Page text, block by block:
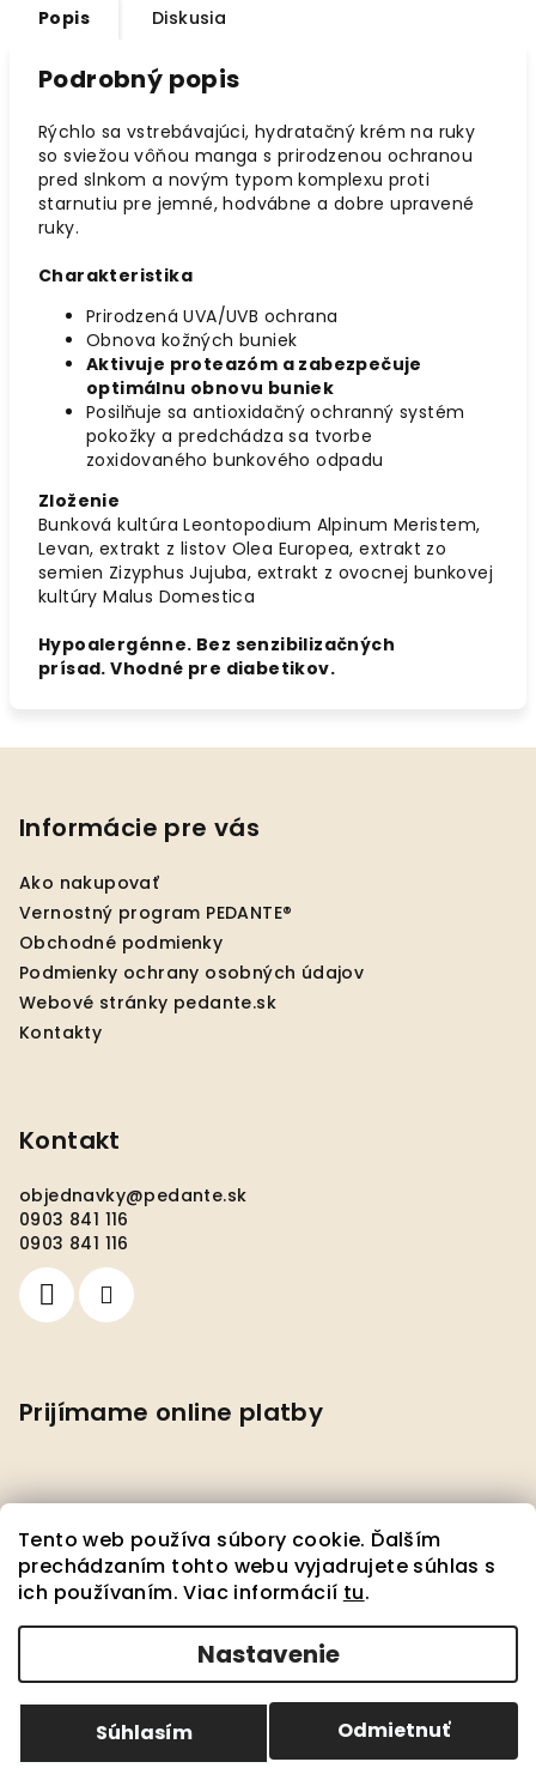
Tento web používa súbory cookie. Ďalším
prechádzaním tohto webu vyjadrujete súhlas s
ich používaním. Viac informácií tu.
Nastavenie
Odmietnuť
Súhlasím
Popis Diskusia
Podrobný popis
Rýchlo sa vstrebávajúci, hydratačný krém na ruky
so sviežou vôňou manga s prirodzenou ochranou
pred slnkom a novým typom komplexu proti
starnutiu pre jemné, hodvábne a dobre upravené
ruky.
Charakteristika
Prirodzená UVA/UVB ochrana
Obnova kožných buniek
Aktivuje proteazóm a zabezpečuje
optimálnu obnovu buniek
Posilňuje sa antioxidačný ochranný systém
pokožky a predchádza sa tvorbe
zoxidovaného bunkového odpadu
Zloženie
Bunková kultúra Leontopodium Alpinum Meristem,
Levan, extrakt z listov Olea Europea, extrakt zo
semien Zizyphus Jujuba, extrakt z ovocnej bunkovej
kultúry Malus Domestica
Hypoalergénne. Bez senzibilizačných
prísad. Vhodné pre diabetikov.
Informácie pre vás
Ako nakupovať
Vernostný program PEDANTE®
Obchodné podmienky
Podmienky ochrany osobných údajov
Webové stránky pedante.sk
Kontakty
Kontakt
objednavky@pedante.sk
0903 841 116
0903 841 116
Prijímame online platby
Facebook
Pedante s.r.o.. Všetky práva
Upraviť nastavenie cookies
Vytvoril Shoptet